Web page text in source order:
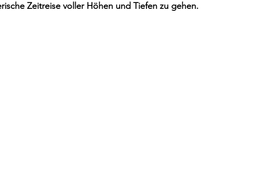
Zeitreise voller Höhen und Tiefen zu gehen.